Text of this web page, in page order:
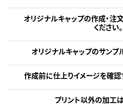
オリジナルキャップの作成・注
ください。
オリジナルキャップのサンプ
作成前に仕上りイメージを確認
プリント以外の加工